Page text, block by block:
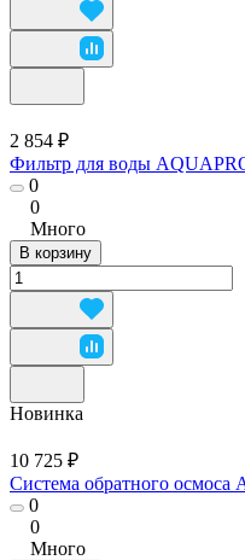
2 854 ₽
Фильтр для воды
0
0
Много
В корзину
Новинка
10 725 ₽
Система обратного
0
0
Много